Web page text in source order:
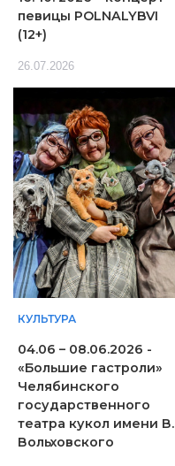
певицы POLNALYBVI
(12+)
26.07.2026
КУЛЬТУРА
04.06 – 08.06.2026 -
«Большие гастроли»
Челябинского
государственного
театра кукол имени В.
Вольховского